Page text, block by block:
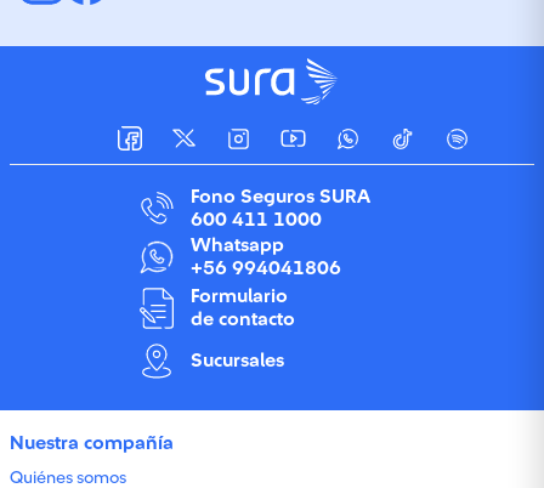
Fono Seguros SURA
600 411 1000
Whatsapp
+56 994041806
Formulario
de contacto
Sucursales
Nuestra compañía
Quiénes somos